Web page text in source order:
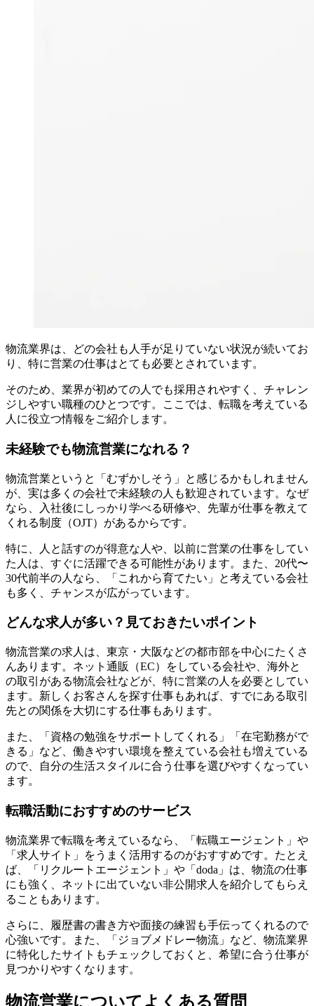
物流業界は、どの会社も人手が足りていない状況が続いてお
り、特に営業の仕事はとても必要とされています。
そのため、業界が初めての人でも採用されやすく、チャレン
ジしやすい職種のひとつです。ここでは、転職を考えている
人に役立つ情報をご紹介します。
未経験でも物流営業になれる？
物流営業というと「むずかしそう」と感じるかもしれません
が、実は多くの会社で未経験の人も歓迎されています。なぜ
なら、入社後にしっかり学べる研修や、先輩が仕事を教えて
くれる制度（OJT）があるからです。
特に、人と話すのが得意な人や、以前に営業の仕事をしてい
た人は、すぐに活躍できる可能性があります。また、20代〜
30代前半の人なら、「これから育てたい」と考えている会社
も多く、チャンスが広がっています。
どんな求人が多い？見ておきたいポイント
物流営業の求人は、東京・大阪などの都市部を中心にたくさ
んあります。ネット通販（EC）をしている会社や、海外と
の取引がある物流会社などが、特に営業の人を必要としてい
ます。新しくお客さんを探す仕事もあれば、すでにある取引
先との関係を大切にする仕事もあります。
また、「資格の勉強をサポートしてくれる」「在宅勤務がで
きる」など、働きやすい環境を整えている会社も増えている
ので、自分の生活スタイルに合う仕事を選びやすくなってい
ます。
転職活動におすすめのサービス
物流業界で転職を考えているなら、「転職エージェント」や
「求人サイト」をうまく活用するのがおすすめです。たとえ
ば、「リクルートエージェント」や「doda」は、物流の仕事
にも強く、ネットに出ていない非公開求人を紹介してもらえ
ることもあります。
さらに、履歴書の書き方や面接の練習も手伝ってくれるので
心強いです。また、「ジョブメドレー物流」など、物流業界
に特化したサイトもチェックしておくと、希望に合う仕事が
見つかりやすくなります。
物流営業についてよくある質問